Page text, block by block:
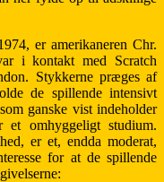
er amerikaneren Chr.
i kontakt med Scratch
Stykkerne præges af
de spillende intensivt
ganske vist indeholder
omhyggeligt studium.
er et, endda moderat,
for at de spillende